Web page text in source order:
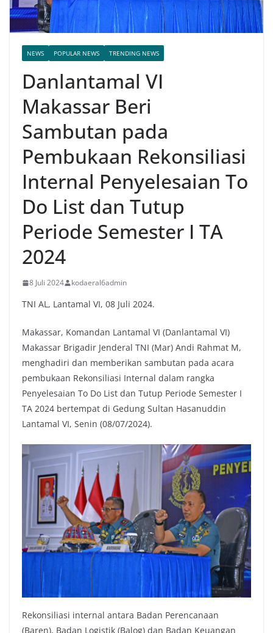
NEWS POPULAR NEWS TRENDING NEWS
Danlantamal VI
Makassar Beri
Sambutan pada
Pembukaan Rekonsiliasi
Internal Penyelesaian To
Do List dan Tutup
Periode Semester I TA
2024
8 Juli 2024 kodaeral6admin
TNI AL, Lantamal VI, 08 Juli 2024.
Makassar, Komandan Lantamal VI (Danlantamal VI)
Makassar Brigadir Jenderal TNI (Mar) Andi Rahmat M,
menghadiri dan memberikan sambutan pada acara
pembukaan Rekonsiliasi Internal dalam rangka
Penyelesaian To Do List dan Tutup Periode Semester I
TA 2024 bertempat di Gedung Sultan Hasanuddin
Lantamal VI, Senin (08/07/2024).
Rekonsiliasi internal antara Badan Perencanaan
(Baren), Badan Logistik (Balog) dan Badan Keuangan